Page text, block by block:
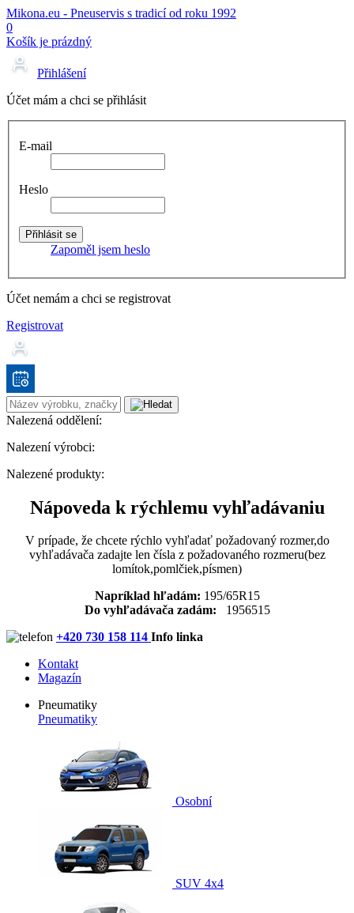
Mikona.eu - Pneuservis s tradicí od roku 1992
0
Košík je prázdný
Přihlášení
Účet mám a chci se přihlásit
E-mail
Heslo
Zapoměl jsem heslo
Účet nemám a chci se registrovat
Registrovat
Nalezená oddělení:
Nalezení výrobci:
Nalezené produkty:
Nápoveda k rýchlemu vyhľadávaniu
V prípade, že chcete rýchlo vyhľadať požadovaný rozmer,do
vyhľadávača zadajte len čísla z požadovaného rozmeru(bez
lomítok,pomlčiek,písmen)
Napríklad hľadám: 195/65R15
Do vyhľadávača zadám: 1956515
+420 730 158 114 Info linka
Kontakt
Magazín
Pneumatiky
Pneumatiky
Osobní
SUV 4x4